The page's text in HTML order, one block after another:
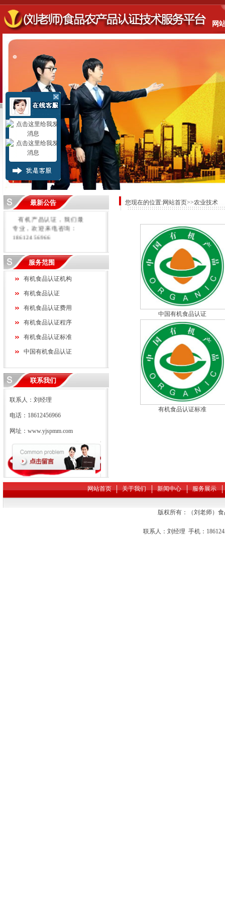
网
最新公告
有机产品认证，我们最
专业，欢迎来电咨询：
18612456966
服务范围
有机食品认证机构
有机食品认证
有机食品认证费用
有机食品认证程序
有机食品认证标准
中国有机食品认证
联系我们
联系人：刘经理
电话：18612456966
网址：www.yjspmm.com
您现在的位置:网站首页>>农业技术
中国有机食品认证
有机食品认证标准
网站首页 │ 关于我们 │ 新闻中心 │ 服务展示 │
版权所有：（刘老师）
联系人：刘经理 手机：